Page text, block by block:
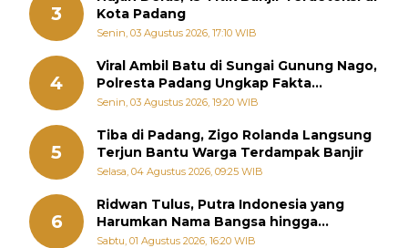
3
Kota Padang
Senin, 03 Agustus 2026, 17:10 WIB
4
Viral Ambil Batu di Sungai Gunung Nago,
Polresta Padang Ungkap Fakta
Sebenarnya
Senin, 03 Agustus 2026, 19:20 WIB
5
Tiba di Padang, Zigo Rolanda Langsung
Terjun Bantu Warga Terdampak Banjir
Selasa, 04 Agustus 2026, 09:25 WIB
6
Ridwan Tulus, Putra Indonesia yang
Harumkan Nama Bangsa hingga
Diabadikan dalam Buku Jepang
Sabtu, 01 Agustus 2026, 16:20 WIB